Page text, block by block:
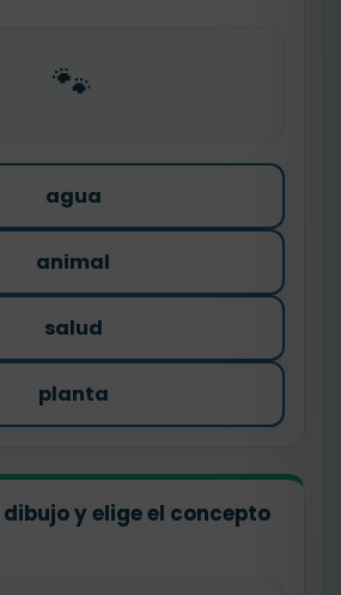
🐾
agua
animal
salud
planta
y elige el concepto